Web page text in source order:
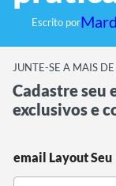
Escrito por
JUNTE-SE A MAIS
Cadastre seu
exclusivos e
email Layout Seu